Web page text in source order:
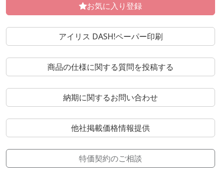
お気に入り登録
アイリス DASH!ペーパー印刷
商品の仕様に関する質問を投稿する
納期に関するお問い合わせ
他社掲載価格情報提供
特価契約のご相談